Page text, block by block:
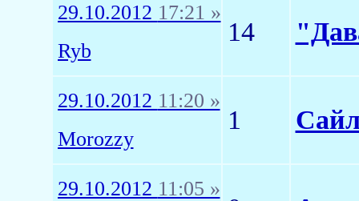
29.10.2012 17:21 »
Ryb
14
29.10.2012 11:20 »
Morozzy
1
29.10.2012 11:05 »